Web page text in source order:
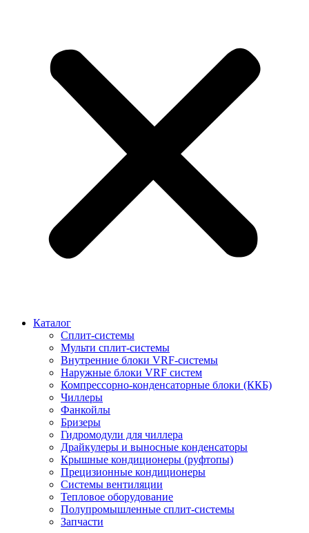
Каталог
Сплит-системы
Мульти сплит-системы
Внутренние блоки VRF-cистемы
Наружные блоки VRF cистем
Компрессорно-конденсаторные блоки (ККБ)
Чиллеры
Фанкойлы
Бризеры
Гидромодули для чиллера
Драйкулеры и выносные конденсаторы
Крышные кондиционеры (руфтопы)
Прецизионные кондиционеры
Системы вентиляции
Тепловое оборудование
Полупромышленные сплит-системы
Запчасти